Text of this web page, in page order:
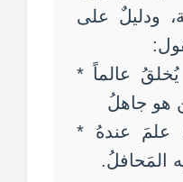
ودليلٌ على
عالماً *
هو جاهلُ
علمَ عندهُ *
المَحافلُ.